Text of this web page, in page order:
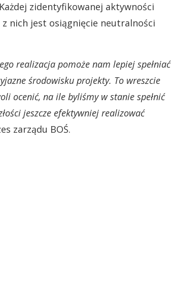
zidentyfikowanej aktywności
z nich jest osiągnięcie neutralności
realizacja pomoże nam lepiej spełniać
środowisku projekty. To wreszcie
ocenić, na ile byliśmy w stanie spełnić
jeszcze efektywniej realizować
zarządu BOŚ.